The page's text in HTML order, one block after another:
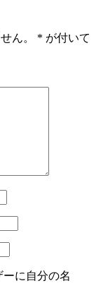
ん。 * が付いて
に自分の名